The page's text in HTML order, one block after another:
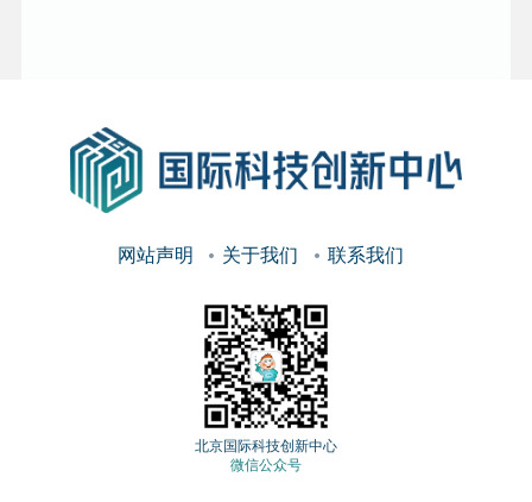
网站声明 关于我们 联系我们
北京国际科技创新中心
微信公众号